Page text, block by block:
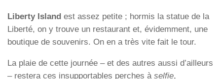
Liberty Island est assez petite ; hormis la statue de la
Liberté, on y trouve un restaurant et, évidemment, une
boutique de souvenirs. On en a très vite fait le tour.
La plaie de cette journée – et des autres aussi d’ailleurs
– restera ces insupportables perches à selfie,